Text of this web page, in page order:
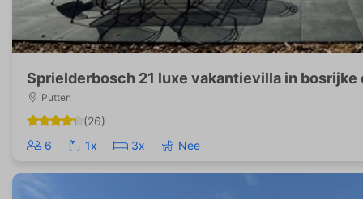
Sprielderbosch 21 luxe vakantievilla in
Putten
(26)
6
1x 3x Nee